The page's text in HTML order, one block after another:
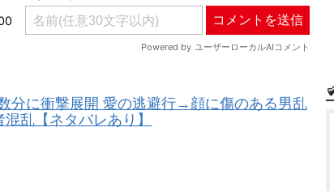
分に衝撃展開 愛の逃避行→顔に傷のある男乱
乱【ネタバレあり】